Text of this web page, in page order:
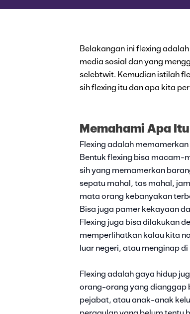
Belakangan ini flexing
media sosial dan yang
selebtwit. Kemudian istilah
sih flexing itu dan apa kita
Memahami Apa
Flexing adalah
Bentuk flexing bisa macam-
sih yang memamerkan
sepatu mahal, tas mahal,
mata orang kebanyakan
Bisa juga pamer kekayaan
Flexing juga bisa dilakukan
memperlihatkan kalau kita
luar negeri, atau menginap
Flexing adalah gaya hidup
orang-orang yang dianggap
pejabat, atau anak-anak